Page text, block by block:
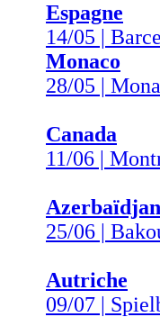
Espagne
14/05 |
Monaco
28/05 |
Canada
11/06 |
Azerbaïdjan
25/06 |
Autriche
09/07 |